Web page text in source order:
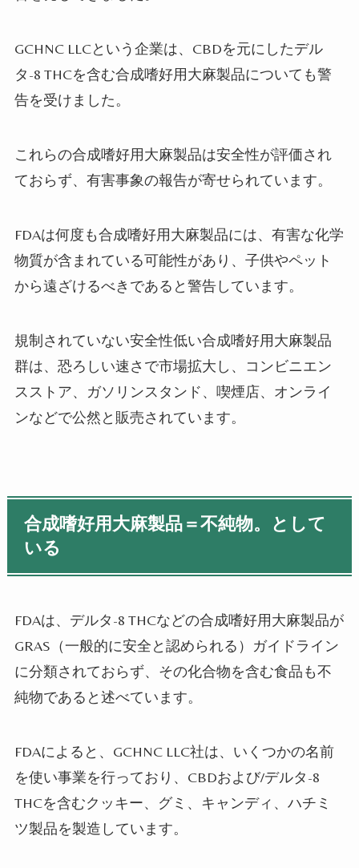
GCHNC LLCという企業は、 CBDを元にしたデル
タ-8 THCを含む合成嗜好用大麻製品についても警
告を受けました。
これらの合成嗜好用大麻製品は安全性が評価され
ておらず、有害事象の報告が寄せられています。
FDAは何度も合成嗜好用大麻製品には、有害な化学
物質が含まれている可能性があり、子供やペット
から遠ざけるべきであると警告しています。
規制されていない安全性低い合成嗜好用大麻製品
群は、恐ろしい速さで市場拡大し、コンビニエン
スストア、ガソリンスタンド、喫煙店、オンライ
ンなどで公然と販売されています。
合成嗜好用大麻製品＝不純物。として
いる
FDAは、デルタ-8 THCなどの合成嗜好用大麻製品が
GRAS （一般的に安全と認められる）ガイドライン
に分類されておらず、その化合物を含む食品も不
純物であると述べています。
FDAによると、 GCHNC LLC社は、いくつかの名前
を使い事業を行っており、 CBDおよび/デルタ-8
THCを含むクッキー、グミ、キャンディ、ハチミ
ツ製品を製造しています。